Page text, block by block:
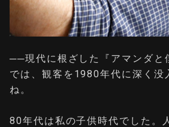
──現代に根ざした『アマンダと
では、観客を1980年代に深く没
ね。
80年代は私の子供時代でした。